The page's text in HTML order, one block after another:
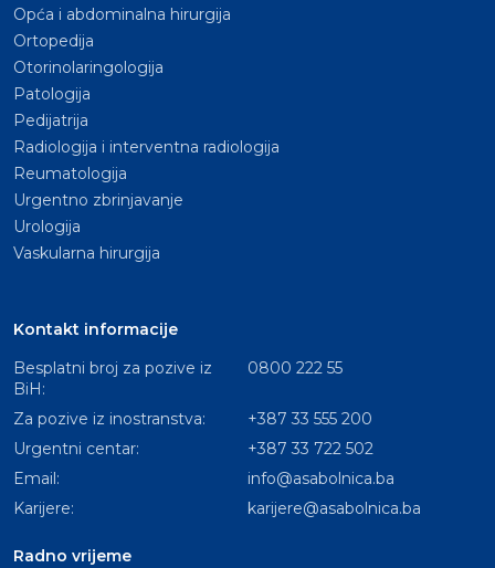
Opća i abdominalna hirurgija
Ortopedija
Otorinolaringologija
Patologija
Pedijatrija
Radiologija i interventna radiologija
Reumatologija
Urgentno zbrinjavanje
Urologija
Vaskularna hirurgija
Kontakt informacije
Besplatni broj za pozive iz
BiH:
0800 222 55
Za pozive iz inostranstva:
+387 33 555 200
Urgentni centar:
+387 33 722 502
Email:
info@asabolnica.ba
Karijere:
karijere@asabolnica.ba
Radno vrijeme